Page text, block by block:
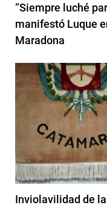
“Siempre luché
manifestó Luque
Maradona
Inviolavilidad de